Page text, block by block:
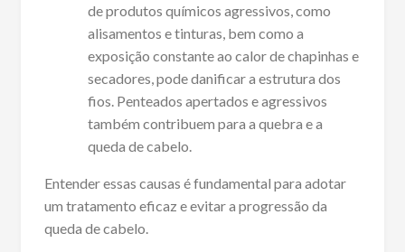
de produtos químicos agressivos, como
alisamentos e tinturas, bem como a
exposição constante ao calor de chapinhas e
secadores, pode danificar a estrutura dos
fios. Penteados apertados e agressivos
também contribuem para a quebra e a
queda de cabelo.
Entender essas causas é fundamental para adotar
um tratamento eficaz e evitar a progressão da
queda de cabelo.